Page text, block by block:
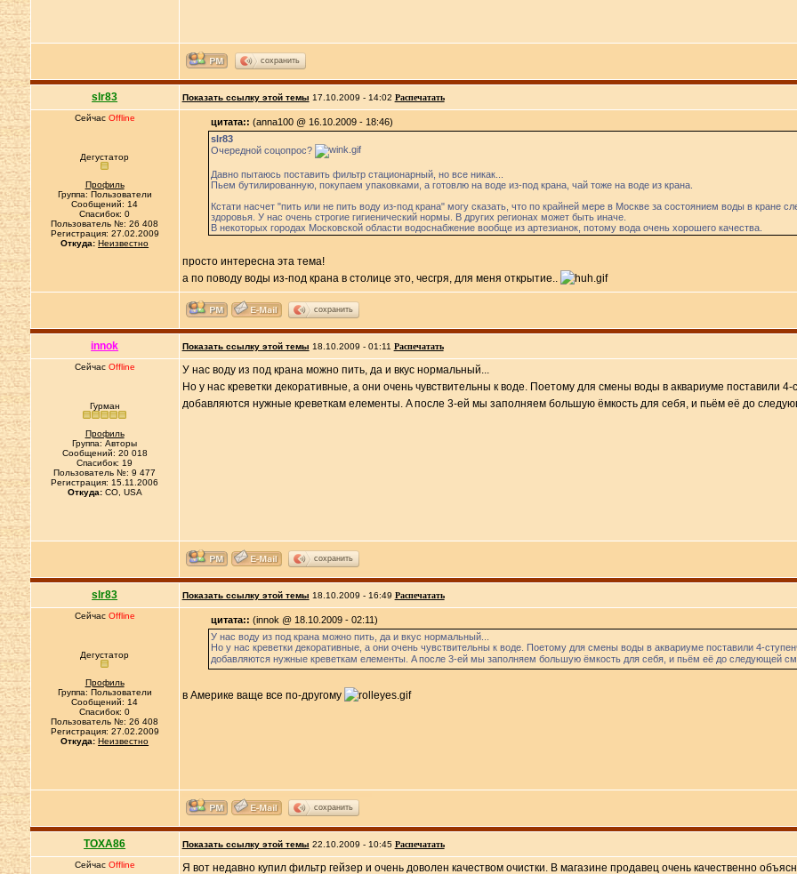
сохранить
slr83 Показать ссылку этой темы 17.10.2009 - 14:02 Распечатать
Сейчас Offline
Дегустатор
Профиль
Группа: Пользователи
Сообщений: 14
Спасибок: 0
Пользователь №: 26 408
Регистрация: 27.02.2009
Откуда: Неизвестно
цитата:: (anna100 @ 16.10.2009 - 18:46)
slr83
Очередной соцопрос?
Давно пытаюсь поставить фильтр стационарный, но все никак...
Пьем бутилированную, покупаем упаковками, а готовлю на воде из-под крана, чай тоже на воде из крана.
Кстати насчет "пить или не пить воду из-под крана" могу сказать, что по крайней мере в Москве за состоянием воды в кране
здоровья. У нас очень строгие гигиенический нормы. В других регионах может быть иначе.
В некоторых городах Московской области водоснабжение вообще из артезианок, потому вода очень хорошего качества.
просто интересна эта тема!
а по поводу воды из-под крана в столице это, чесгря, для меня открытие..
сохранить
innok Показать ссылку этой темы 18.10.2009 - 01:11 Распечатать
Сейчас Offline
Гурман
Профиль
Группа: Авторы
Сообщений: 20 018
Спасибок: 19
Пользователь №: 9 477
Регистрация: 15.11.2006
Откуда:CO, USA
У нас воду из под крана можно пить, да и вкус нормальный...
Но у нас креветки декоративные, а они очень чувствительны к воде. Поетому для смены воды в аквариуме поставили
добавляются нужные креветкам елементы. A после 3-ей мы заполняем большую ёмкость для себя, и пьём её до
сохранить
slr83 Показать ссылку этой темы 18.10.2009 - 16:49 Распечатать
Сейчас Offline
Дегустатор
Профиль
Группа: Пользователи
Сообщений: 14
Спасибок: 0
Пользователь №: 26 408
Регистрация: 27.02.2009
Откуда: Неизвестно
цитата:: (innok @ 18.10.2009 - 02:11)
У нас воду из под крана можно пить, да и вкус нормальный...
Но у нас креветки декоративные, а они очень чувствительны к воде. Поетому для смены воды в аквариуме поставили 4-
добавляются нужные креветкам елементы. A после 3-ей мы заполняем большую ёмкость для себя, и пьём её до следующей
в Америке ваще все по-другому
сохранить
TOXA86 Показать ссылку этой темы 22.10.2009 - 10:45 Распечатать
Сейчас Offline
Я вот недавно купил фильтр гейзер и очень доволен качеством очистки. В магазине продавец очень качественно